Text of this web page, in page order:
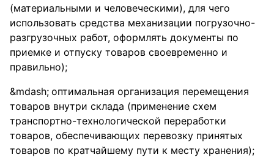
(материальными и человеческими), для чего
использовать средства механизации погрузочно-
разгрузочных работ, оформлять документы по
приемке и отпуску товаров своевременно и
правильно);
оптимальная организация перемещения
товаров внутри склада (применение схем
транспортно-технологической переработки
товаров, обеспечивающих перевозку принятых
товаров по кратчайшему пути к месту хранения);